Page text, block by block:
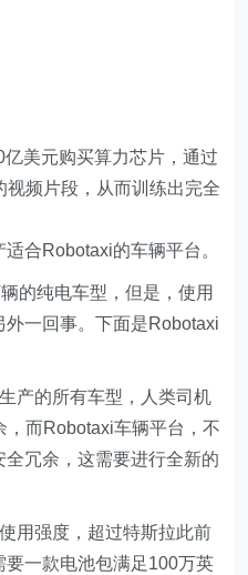
美元购买算力芯片，通过
频片段，从而训练出完全
合Robotaxi的车辆平台。
的纯电车型，但是，使用
一回事。下面是Robotaxi
产的所有车型，人类司机
而Robotaxi车辆平台，不
冗余，这需要进行全新的
用强度，超过特斯拉此前
一款电池包满足100万英